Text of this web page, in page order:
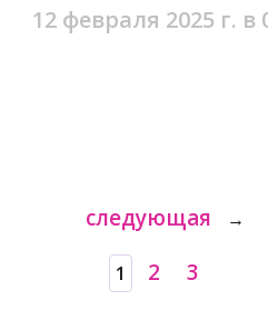
12 февраля 2025 г. в
следующая →
1 2 3